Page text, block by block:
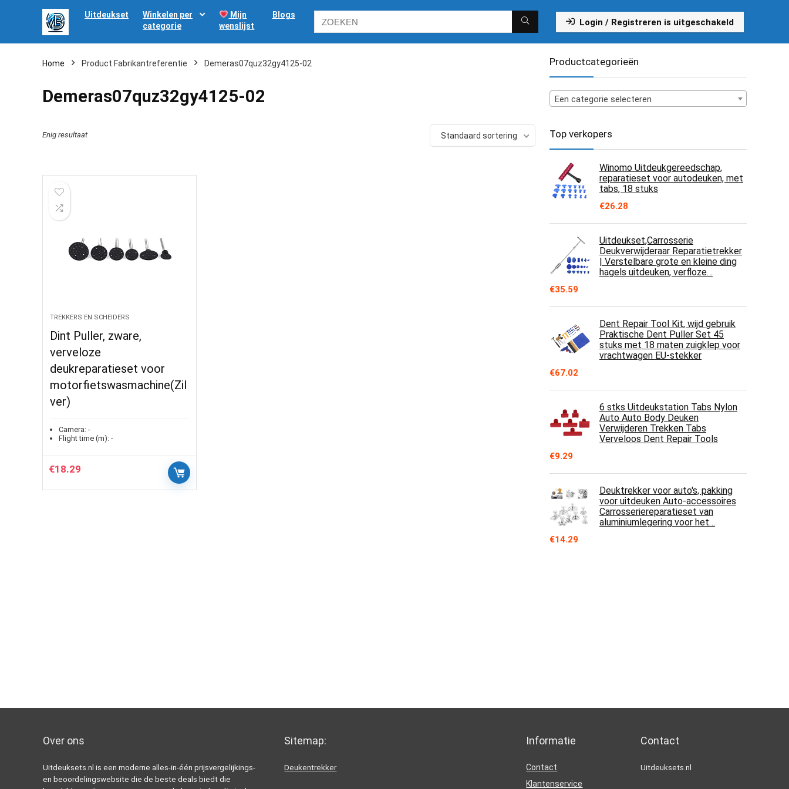
Uitdeukset
Winkelen per
categorie
Mijn
wenslijst
Blogs
Login / Registreren is uitgeschakeld
Home Product Fabrikantreferentie ‎Demeras07quz32gy4125-02
‎Demeras07quz32gy4125-02
Enig resultaat Standaard sortering
TREKKERS EN SCHEIDERS
Dint Puller, zware,
verveloze
deukreparatieset voor
motorfietswasmachine(Zil
ver)
Camera: -
Flight time (m): -
€18.29
Productcategorieën
Een categorie selecteren
Top verkopers
Winomo Uitdeukgereedschap,
reparatieset voor autodeuken, met
tabs, 18 stuks
€26.28
Uitdeukset,Carrosserie
Deukverwijderaar Reparatietrekker
| Verstelbare grote en kleine ding
hagels uitdeuken, verfloze…
€35.59
Dent Repair Tool Kit, wijd gebruik
Praktische Dent Puller Set 45
stuks met 18 maten zuigklep voor
vrachtwagen EU-stekker
€67.02
6 stks Uitdeukstation Tabs Nylon
Auto Auto Body Deuken
Verwijderen Trekken Tabs
Verveloos Dent Repair Tools
€9.29
Deuktrekker voor auto's, pakking
voor uitdeuken Auto-accessoires
Carrosseriereparatieset van
aluminiumlegering voor het…
€14.29
Over ons
Uitdeuksets.nl is een moderne alles-in-één prijsvergelijkings-
en beoordelingswebsite die de beste deals biedt die
Sitemap:
Deukentrekker
Informatie
Contact
Klantenservice
Contact
Uitdeuksets.nl